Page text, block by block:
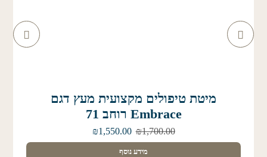
מיטת טיפולים מקצועית מעץ דגם
Embrace רוחב 71
₪1,700.00
₪1,550.00
מידע נוסף